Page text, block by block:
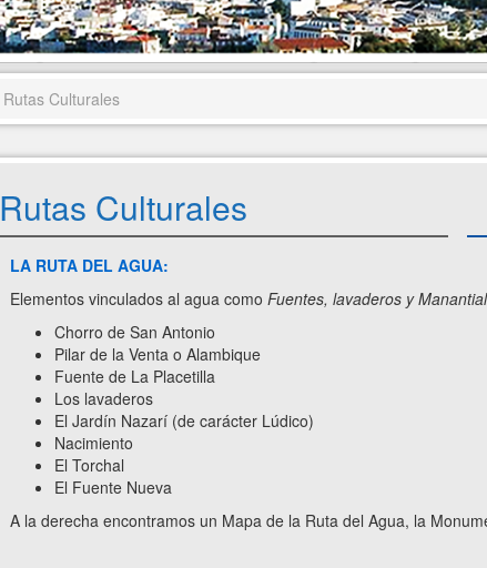
Rutas Culturales
Rutas Culturales
LA RUTA DEL AGUA:
Elementos vinculados al agua como Fuentes, lavaderos y
Chorro de San Antonio
Pilar de la Venta o Alambique
Fuente de La Placetilla
Los lavaderos
El Jardín Nazarí (de carácter Lúdico)
Nacimiento
El Torchal
El Fuente Nueva
A la derecha encontramos un Mapa de la Ruta del Agua, la